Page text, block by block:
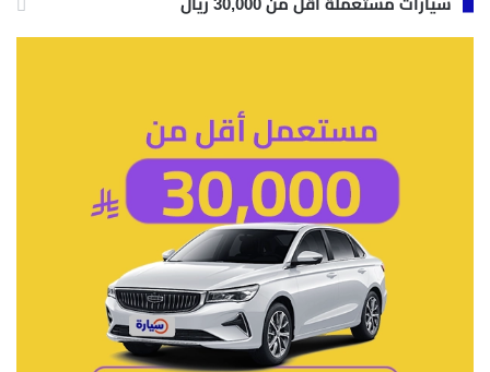
سيارات مستعملة أقل من 30,000 ريال